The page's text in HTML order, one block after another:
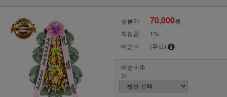
상품가 70,000원
적립금
1%
배송비
(무료)
배송비추
가